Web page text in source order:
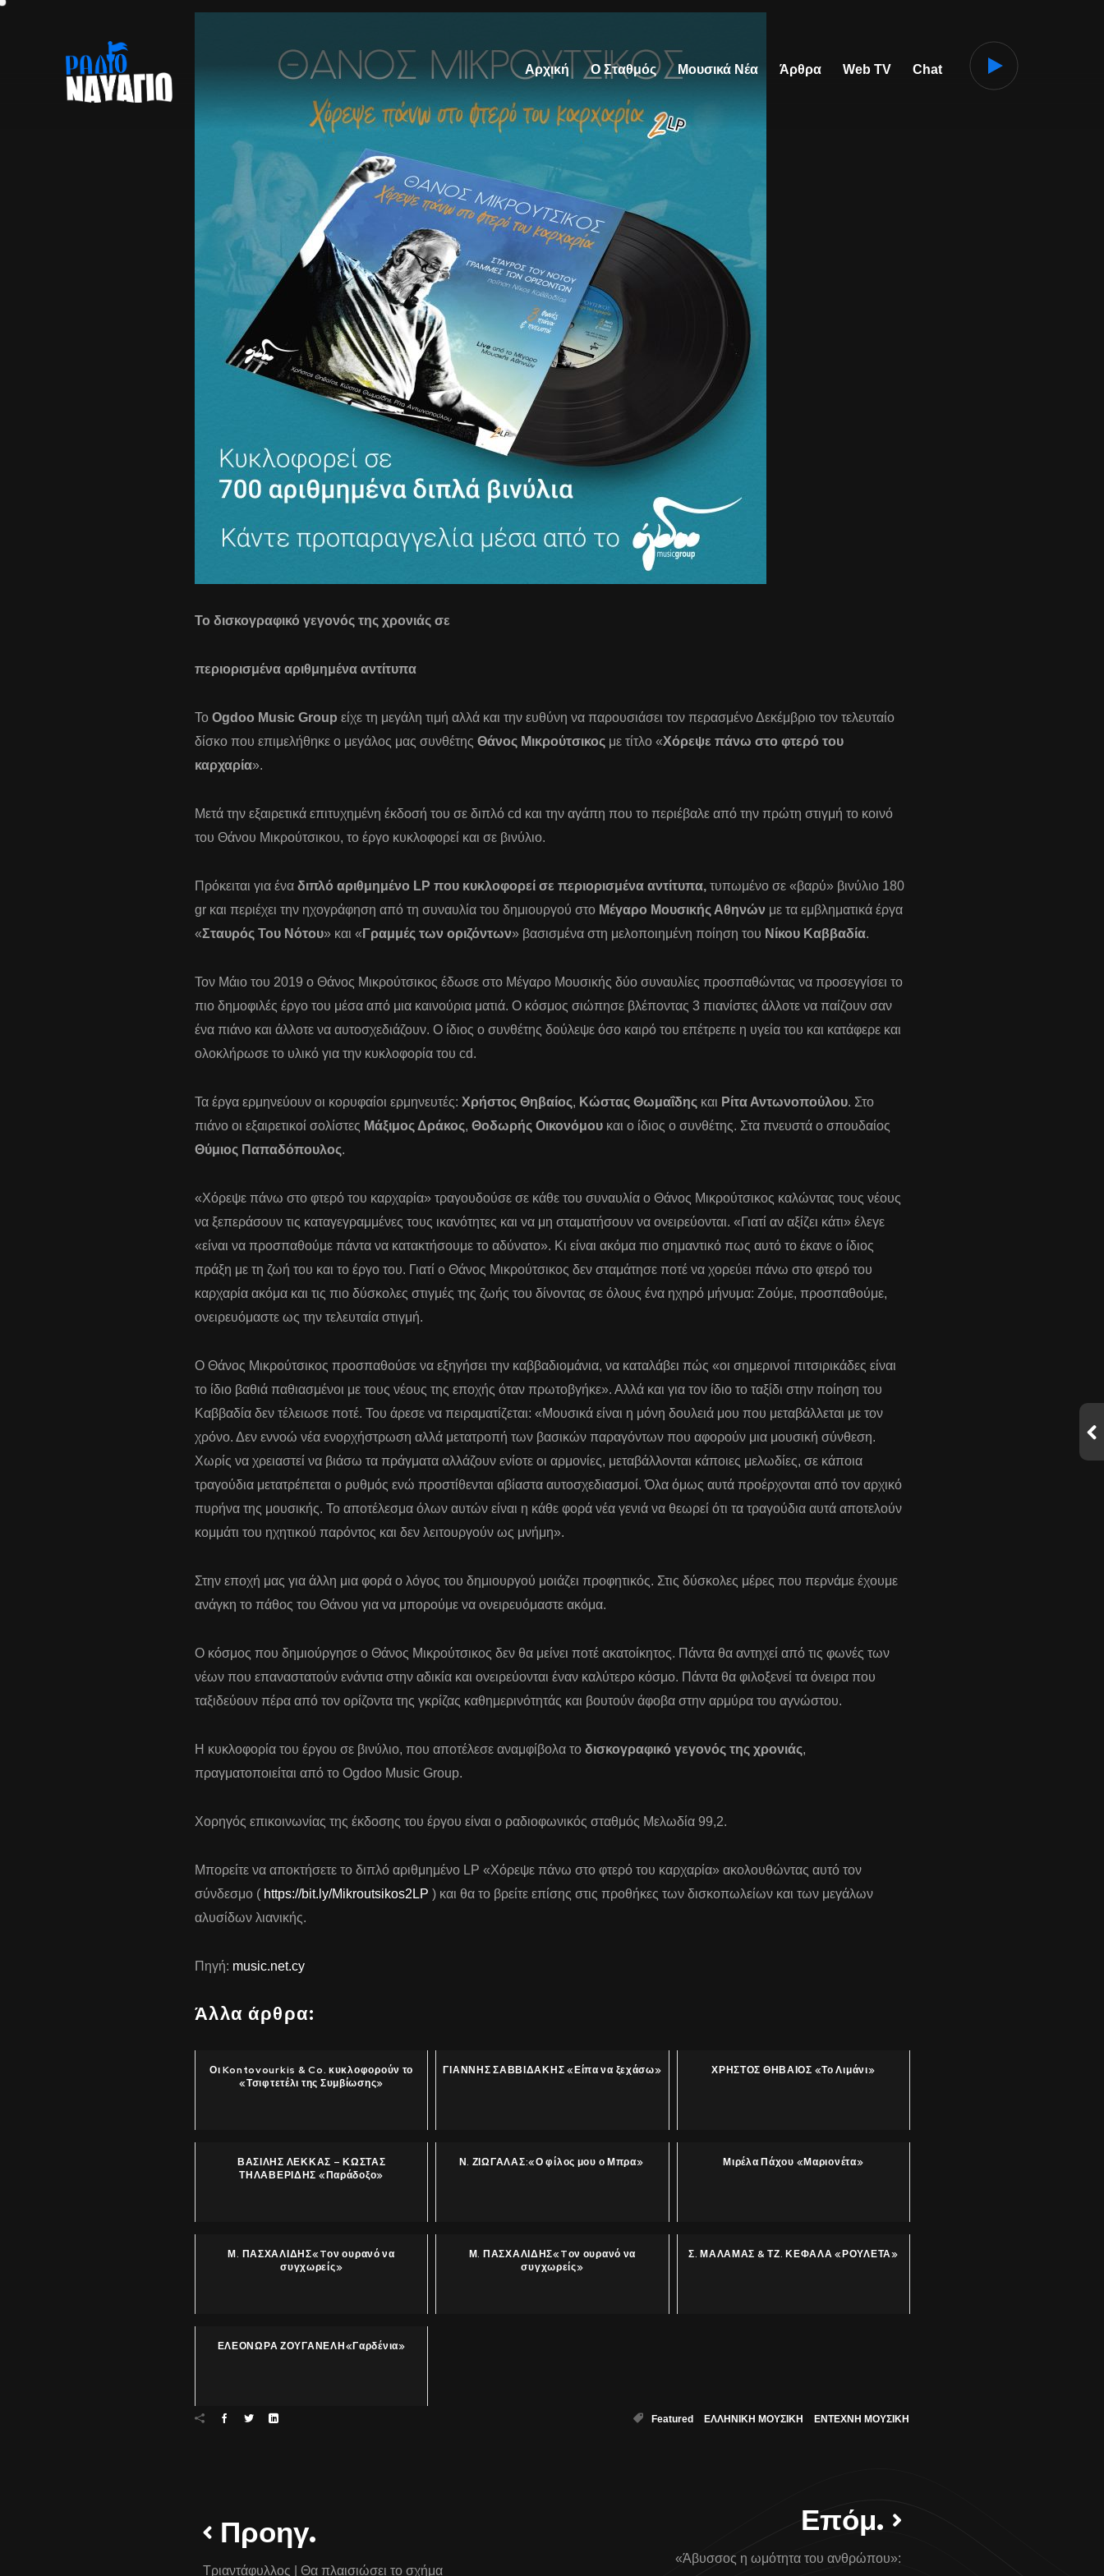
Αρχική Ο Σταθμός Μουσικά Νέα Άρθρα Web TV Chat
Το δισκογραφικό γεγονός της χρονιάς σε
περιορισμένα αριθμημένα αντίτυπα
Το Ogdoo Music Group είχε τη μεγάλη τιμή αλλά και την ευθύνη να παρουσιάσει τον περασμένο Δεκέμβριο τον τελευταίο
δίσκο που επιμελήθηκε ο μεγάλος μας συνθέτης Θάνος Μικρούτσικος με τίτλο «Χόρεψε πάνω στο φτερό του
καρχαρία».
Μετά την εξαιρετικά επιτυχημένη έκδοσή του σε διπλό cd και την αγάπη που το περιέβαλε από την πρώτη στιγμή το κοινό
του Θάνου Μικρούτσικου, το έργο κυκλοφορεί και σε βινύλιο.
Πρόκειται για ένα διπλό αριθμημένο LP που κυκλοφορεί σε περιορισμένα αντίτυπα, τυπωμένο σε «βαρύ» βινύλιο 180
gr και περιέχει την ηχογράφηση από τη συναυλία του δημιουργού στο Μέγαρο Μουσικής Αθηνών με τα εμβληματικά έργα
«Σταυρός Του Νότου» και « Γραμμές των οριζόντων» βασισμένα στη μελοποιημένη ποίηση του Νίκου Καββαδία.
Τον Μάιο του 2019 ο Θάνος Μικρούτσικος έδωσε στο Μέγαρο Μουσικής δύο συναυλίες προσπαθώντας να προσεγγίσει το
πιο δημοφιλές έργο του μέσα από μια καινούρια ματιά. Ο κόσμος σιώπησε βλέποντας 3 πιανίστες άλλοτε να παίζουν σαν
ένα πιάνο και άλλοτε να αυτοσχεδιάζουν. Ο ίδιος ο συνθέτης δούλεψε όσο καιρό του επέτρεπε η υγεία του και κατάφερε και
ολοκλήρωσε το υλικό για την κυκλοφορία του cd.
Τα έργα ερμηνεύουν οι κορυφαίοι ερμηνευτές: Χρήστος Θηβαίος, Κώστας Θωμαΐδης και Ρίτα Αντωνοπούλου. Στο
πιάνο οι εξαιρετικοί σολίστες Μάξιμος Δράκος, Θοδωρής Οικονόμου και ο ίδιος ο συνθέτης. Στα πνευστά ο σπουδαίος
Θύμιος Παπαδόπουλος.
«Χόρεψε πάνω στο φτερό του καρχαρία» τραγουδούσε σε κάθε του συναυλία ο Θάνος Μικρούτσικος καλώντας τους νέους
να ξεπεράσουν τις καταγεγραμμένες τους ικανότητες και να μη σταματήσουν να ονειρεύονται. «Γιατί αν αξίζει κάτι» έλεγε
«είναι να προσπαθούμε πάντα να κατακτήσουμε το αδύνατο». Κι είναι ακόμα πιο σημαντικό πως αυτό το έκανε ο ίδιος
πράξη με τη ζωή του και το έργο του. Γιατί ο Θάνος Μικρούτσικος δεν σταμάτησε ποτέ να χορεύει πάνω στο φτερό του
καρχαρία ακόμα και τις πιο δύσκολες στιγμές της ζωής του δίνοντας σε όλους ένα ηχηρό μήνυμα: Ζούμε, προσπαθούμε,
ονειρευόμαστε ως την τελευταία στιγμή.
Ο Θάνος Μικρούτσικος προσπαθούσε να εξηγήσει την καββαδιομάνια, να καταλάβει πώς «οι σημερινοί πιτσιρικάδες είναι
το ίδιο βαθιά παθιασμένοι με τους νέους της εποχής όταν πρωτοβγήκε». Αλλά και για τον ίδιο το ταξίδι στην ποίηση του
Καββαδία δεν τέλειωσε ποτέ. Του άρεσε να πειραματίζεται: «Μουσικά είναι η μόνη δουλειά μου που μεταβάλλεται με τον
χρόνο. Δεν εννοώ νέα ενορχήστρωση αλλά μετατροπή των βασικών παραγόντων που αφορούν μια μουσική σύνθεση.
Χωρίς να χρειαστεί να βιάσω τα πράγματα αλλάζουν ενίοτε οι αρμονίες, μεταβάλλονται κάποιες μελωδίες, σε κάποια
τραγούδια μετατρέπεται ο ρυθμός ενώ προστίθενται αβίαστα αυτοσχεδιασμοί. Όλα όμως αυτά προέρχονται από τον αρχικό
πυρήνα της μουσικής. Το αποτέλεσμα όλων αυτών είναι η κάθε φορά νέα γενιά να θεωρεί ότι τα τραγούδια αυτά αποτελούν
κομμάτι του ηχητικού παρόντος και δεν λειτουργούν ως μνήμη».
Στην εποχή μας για άλλη μια φορά ο λόγος του δημιουργού μοιάζει προφητικός. Στις δύσκολες μέρες που περνάμε έχουμε
ανάγκη το πάθος του Θάνου για να μπορούμε να ονειρευόμαστε ακόμα.
Ο κόσμος που δημιούργησε ο Θάνος Μικρούτσικος δεν θα μείνει ποτέ ακατοίκητος. Πάντα θα αντηχεί από τις φωνές των
νέων που επαναστατούν ενάντια στην αδικία και ονειρεύονται έναν καλύτερο κόσμο. Πάντα θα φιλοξενεί τα όνειρα που
ταξιδεύουν πέρα από τον ορίζοντα της γκρίζας καθημερινότητάς και βουτούν άφοβα στην αρμύρα του αγνώστου.
Η κυκλοφορία του έργου σε βινύλιο, που αποτέλεσε αναμφίβολα το δισκογραφικό γεγονός της χρονιάς,
πραγματοποιείται από το Ogdoo Music Group.
Χορηγός επικοινωνίας της έκδοσης του έργου είναι ο ραδιοφωνικός σταθμός Μελωδία 99,2.
Μπορείτε να αποκτήσετε το διπλό αριθμημένο LP «Χόρεψε πάνω στο φτερό του καρχαρία» ακολουθώντας αυτό τον
σύνδεσμο ( https://bit.ly/Mikroutsikos2LP ) και θα το βρείτε επίσης στις προθήκες των δισκοπωλείων και των μεγάλων
αλυσίδων λιανικής.
Πηγή: music.net.cy
Άλλα άρθρα:
Οι Kontovourkis & Co. κυκλοφορούν το
«Τσιφτετέλι της Συμβίωσης»
ΓΙΑΝΝΗΣ ΣΑΒΒΙΔΑΚΗΣ «Είπα να ξεχάσω» ΧΡΗΣΤΟΣ ΘΗΒΑΙΟΣ «Το Λιμάνι»
ΒΑΣΙΛΗΣ ΛΕΚΚΑΣ – ΚΩΣΤΑΣ
ΤΗΛΑΒΕΡΙΔΗΣ «Παράδοξο»
Ν. ΖΙΩΓΑΛΑΣ:«Ο φίλος μου ο Μπρα» Μιρέλα Πάχου «Μαριονέτα»
Μ. ΠΑΣΧΑΛΙΔΗΣ«Tον ουρανό να
συγχωρείς»
Μ. ΠΑΣΧΑΛΙΔΗΣ«Tον ουρανό να
συγχωρείς»
Σ. ΜΑΛΑΜΑΣ & ΤΖ. ΚΕΦΑΛΑ «ΡΟΥΛΕΤΑ»
ΕΛΕΟΝΩΡΑ ΖΟΥΓΑΝΕΛΗ«Γαρδένια»
Featured ΕΛΛΗΝΙΚΗ ΜΟΥΣΙΚΗ ΕΝΤΕΧΝΗ ΜΟΥΣΙΚΗ
Προηγ.
Τριαντάφυλλος | Θα πλαισιώσει το σχήμα
Επόμ.
«Άβυσσος η ωμότητα του ανθρώπου»: